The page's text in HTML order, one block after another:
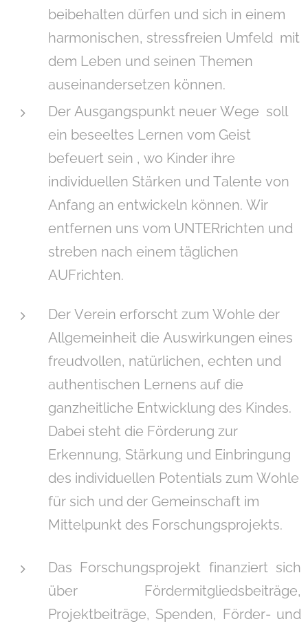
beibehalten dürfen und sich in einem
harmonischen, stressfreien Umfeld mit
dem Leben und seinen Themen
auseinandersetzen können.
Der Ausgangspunkt neuer Wege soll
ein beseeltes Lernen vom Geist
befeuert sein , wo Kinder ihre
individuellen Stärken und Talente von
Anfang an entwickeln können. Wir
entfernen uns vom UNTERrichten und
streben nach einem täglichen
AUFrichten.
Der Verein erforscht zum Wohle der
Allgemeinheit die Auswirkungen eines
freudvollen, natürlichen, echten und
authentischen Lernens auf die
ganzheitliche Entwicklung des Kindes.
Dabei steht die Förderung zur
Erkennung, Stärkung und Einbringung
des individuellen Potentials zum Wohle
für sich und der Gemeinschaft im
Mittelpunkt des Forschungsprojekts.
Das Forschungsprojekt finanziert sich
über Fördermitgliedsbeiträge,
Projektbeiträge, Spenden, Förder- und